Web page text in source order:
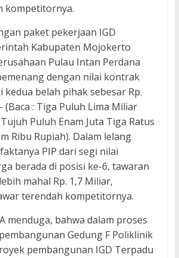
kompetitornya.
paket pekerjaan IGD
Kabupaten Mojokerto
Pulau Intan Perdana
dengan nilai kontrak
kedua belah pihak sebesar Rp.
(Baca : Tiga Puluh Lima Miliar
Puluh Enam Juta Tiga Ratus
Ribu Rupiah). Dalam lelang
PIP dari segi nilai
berada di posisi ke-6, tawaran
mahal Rp. 1,7 Miliar,
terendah kompetitornya.
menduga, bahwa dalam proses
Gedung F Poliklinik
pembangunan IGD Terpadu